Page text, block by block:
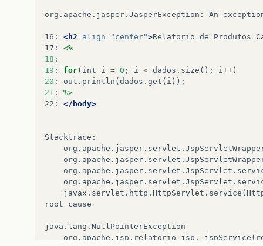
org.apache.jasper.JasperException: An
16: <h2 align="center">Relatorio de Produtos
17:
<%
18 :
19 : for( int i = 0 ; i < dados . size (); i ++)
20 : out . println (dados . get ( i ));
21 :
%>
22:
</body>
root
cause